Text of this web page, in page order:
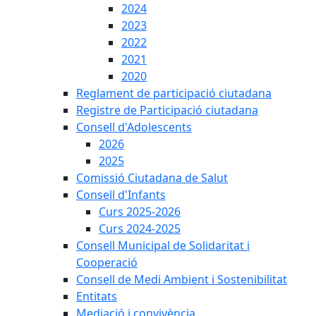
2024
2023
2022
2021
2020
Reglament de participació ciutadana
Registre de Participació ciutadana
Consell d'Adolescents
2026
2025
Comissió Ciutadana de Salut
Consell d'Infants
Curs 2025-2026
Curs 2024-2025
Consell Municipal de Solidaritat i
Cooperació
Consell de Medi Ambient i Sostenibilitat
Entitats